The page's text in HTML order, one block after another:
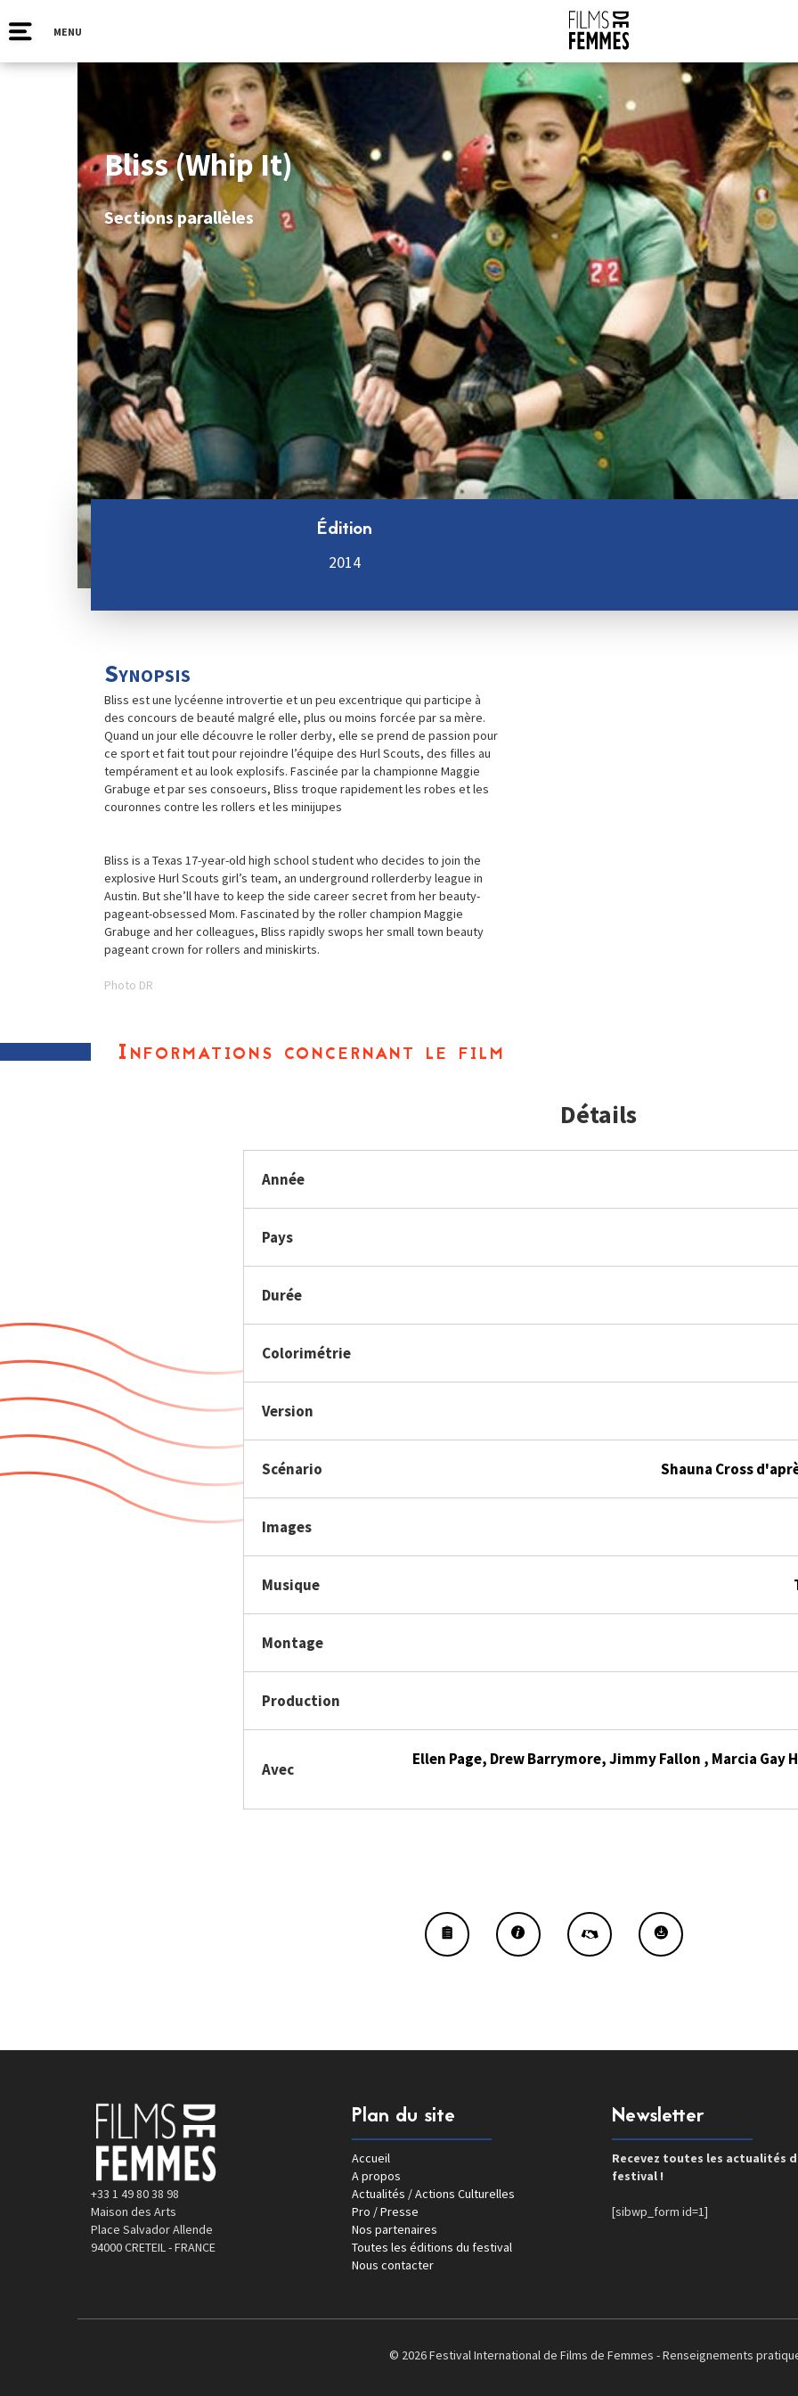
MENU
Bliss (Whip It)
Sections parallèles
Édition
2014
Synopsis
Bliss est une lycéenne introvertie et un peu excentrique qui participe à
des concours de beauté malgré elle, plus ou moins forcée par sa mère.
Quand un jour elle découvre le roller derby, elle se prend de passion pour
ce sport et fait tout pour rejoindre l’équipe des Hurl Scouts, des filles au
tempérament et au look explosifs. Fascinée par la championne Maggie
Grabuge et par ses consoeurs, Bliss troque rapidement les robes et les
couronnes contre les rollers et les minijupes
Bliss is a Texas 17-year-old high school student who decides to join the
explosive Hurl Scouts girl’s team, an underground rollerderby league in
Austin. But she’ll have to keep the side career secret from her beauty-
pageant-obsessed Mom. Fascinated by the roller champion Maggie
Grabuge and her colleagues, Bliss rapidly swops her small town beauty
pageant crown for rollers and miniskirts.
Photo DR
Informations concernant le film
Détails
Année
Pays
Durée
Colorimétrie
Version
Scénario Shauna Cross
Images
Musique
Montage
Production
Avec
Ellen Page, Drew Barrymore, Jimmy Fallon , Marcia Gay
+33 1 49 80 38 98
Maison des Arts
Place Salvador Allende
94000 CRETEIL - FRANCE
Plan du site
Accueil
A propos
Actualités / Actions Culturelles
Pro / Presse
Nos partenaires
Toutes les éditions du festival
Nous contacter
Newsletter
Recevez toutes les actualités
festival !
[sibwp_form id=1]
© 2026 Festival International de Films de Femmes -Renseignements